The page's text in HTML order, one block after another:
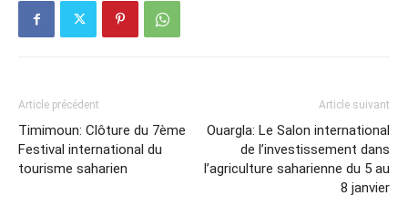
Article précédent
Timimoun: Clôture du 7ème
Festival international du
tourisme saharien
Article suivant
Ouargla: Le Salon international
de l’investissement dans
l’agriculture saharienne du 5 au
8 janvier